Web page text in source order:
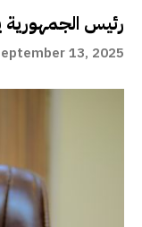
رئيس
13, 2025